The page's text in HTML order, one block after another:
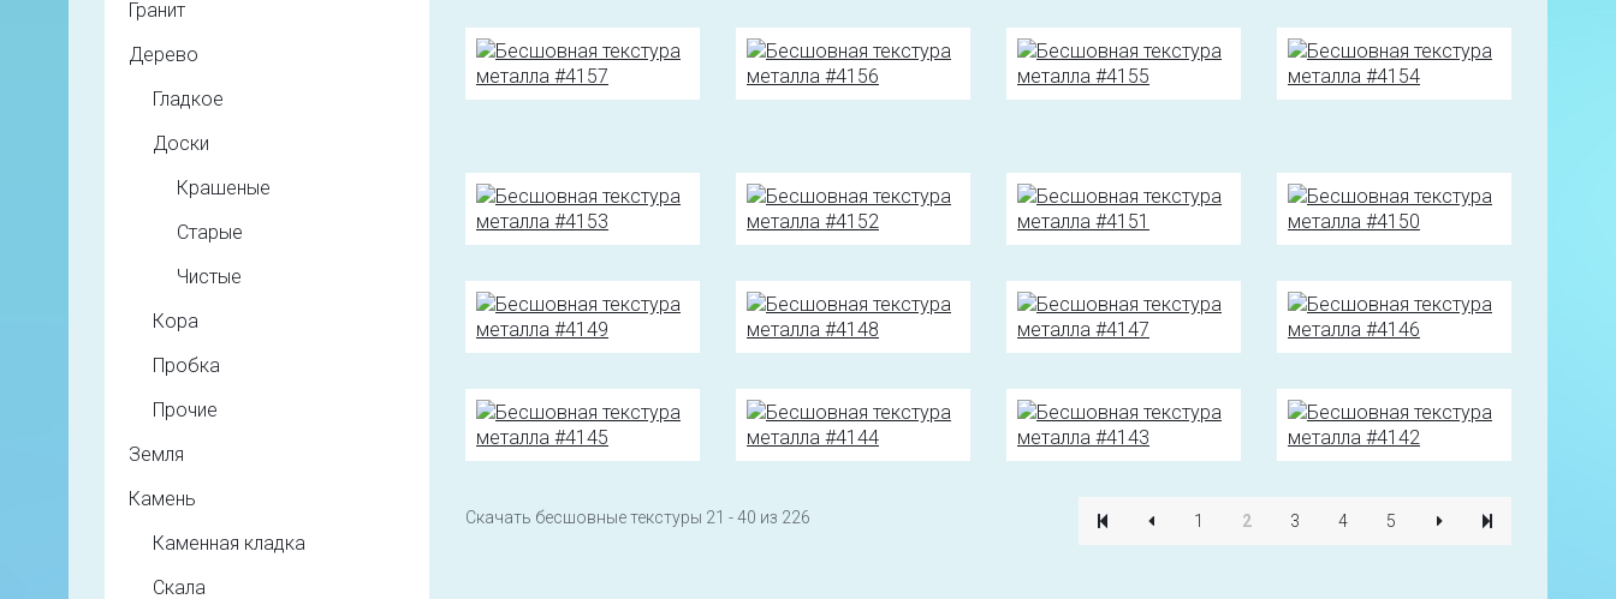
Скачать бесшовные текстуры 21 - 40 из 226 1 2 3 4 5
Гранит
Дерево
Гладкое
Доски
Крашеные
Старые
Чистые
Кора
Пробка
Прочие
Земля
Камень
Каменная кладка
Скала